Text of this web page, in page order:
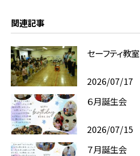
関連記事
セーフティ教室
2026/07/17
６月誕生会
2026/07/15
７月誕生会